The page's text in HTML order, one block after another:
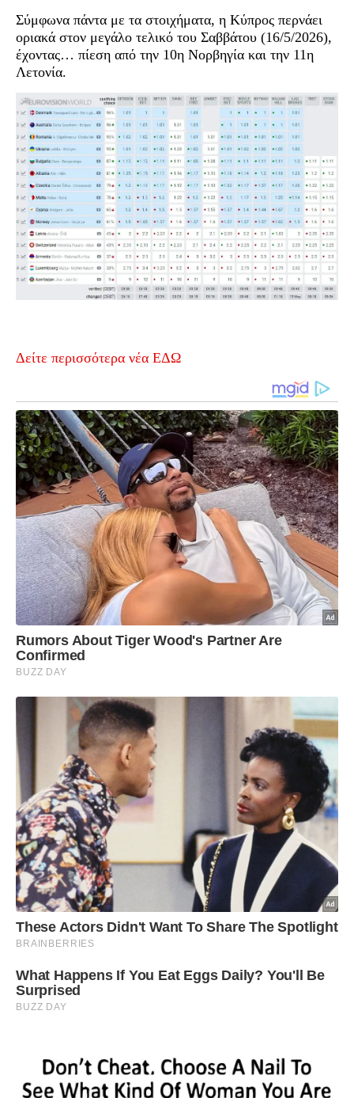
Σύμφωνα πάντα με τα στοιχήματα, η Κύπρος περνάει
οριακά στον μεγάλο τελικό του Σαββάτου (16/5/2026),
έχοντας… πίεση από την 10η Νορβηγία και την 11η
Λετονία.
Δείτε περισσότερα νέα ΕΔΩ